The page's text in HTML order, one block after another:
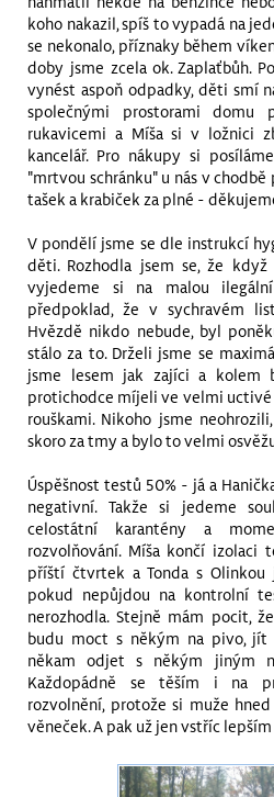
koho nakazil, spíš to vypadá na
se nekonalo, příznaky během
doby jsme zcela ok. Zaplaťbůh.
vynést aspoň odpadky, děti smí
společnými prostorami domu
rukavicemi a Míša si v ložnici
kancelář. Pro nákupy si
"mrtvou schránku" u nás v
tašek a krabiček za plné -
V pondělí jsme se dle instrukcí
děti. Rozhodla jsem se, že
vyjedeme si na malou ilegální
předpoklad, že v sychravém
Hvězdě nikdo nebude, byl
stálo za to. Drželi jsme se
jsme lesem jak zajíci a kolem
protichodce míjeli ve velmi
rouškami. Nikoho jsme
skoro za tmy a bylo to velmi
Úspěšnost testů 50% - já a
negativní. Takže si jedeme
celostátní karantény a
rozvolňování. Míša končí izolaci
příští čtvrtek a Tonda s
pokud nepůjdou na kontrolní
nerozhodla. Stejně mám pocit,
budu moct s někým na pivo,
někam odjet s někým jiným
Každopádně se těším i na
rozvolnění, protože si muže
věneček. A pak už jen vstříc